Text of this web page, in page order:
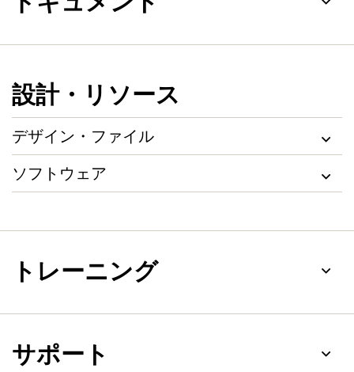
設計・リソース
デザイン・ファイル
ソフトウェア
トレーニング
サポート